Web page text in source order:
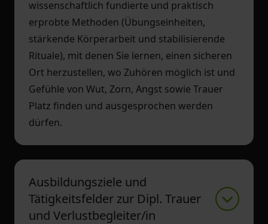
wissenschaftlich fundierte und praktisch
erprobte Methoden (Übungseinheiten,
stärkende Körperarbeit und stabilisierende
Rituale), mit denen Sie lernen, einen sicheren
Ort herzustellen, wo Zuhören möglich ist und
Gefühle von Wut, Zorn, Angst sowie Trauer
Platz finden und ausgesprochen werden
dürfen.
Ausbildungsziele und
Tätigkeitsfelder zur Dipl. Trauer
und Verlustbegleiter/in